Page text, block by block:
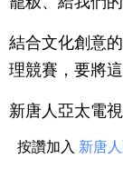
結合文化創意
理競賽，要將
新唐人亞太電
按讚加入 新唐